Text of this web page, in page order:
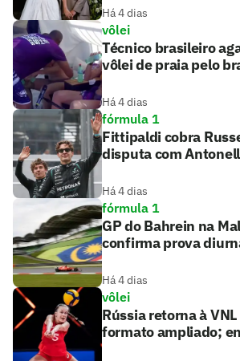
Há 4 dias
vôlei
Técnico brasileiro
vôlei de praia pelo
Há 4 dias
fórmula 1
Fittipaldi cobra
disputa com
Há 4 dias
fórmula 1
GP do Bahrein na
confirma prova
Há 4 dias
vôlei
Rússia retorna à
formato ampliado;